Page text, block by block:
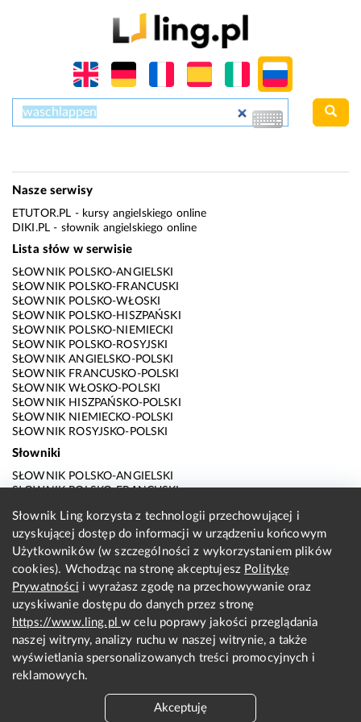
Nasze serwisy
ETUTOR.PL - kursy angielskiego online
DIKI.PL - słownik angielskiego online
Lista słów w serwisie
SŁOWNIK POLSKO-ANGIELSKI
SŁOWNIK POLSKO-FRANCUSKI
SŁOWNIK POLSKO-WŁOSKI
SŁOWNIK POLSKO-HISZPAŃSKI
SŁOWNIK POLSKO-NIEMIECKI
SŁOWNIK POLSKO-ROSYJSKI
SŁOWNIK ANGIELSKO-POLSKI
SŁOWNIK FRANCUSKO-POLSKI
SŁOWNIK WŁOSKO-POLSKI
SŁOWNIK HISZPAŃSKO-POLSKI
SŁOWNIK NIEMIECKO-POLSKI
SŁOWNIK ROSYJSKO-POLSKI
Słowniki
SŁOWNIK POLSKO-ANGIELSKI
SŁOWNIK POLSKO-FRANCUSKI
SŁOWNIK POLSKO-HISZPAŃSKI
SŁOWNIK POLSKO-NIEMIECKI
SŁOWNIK POLSKO-ROSYJSKI
SŁOWNIK ANGIELSKO-POLSKI
SŁOWNIK FRANCUSKO-POLSKI
SŁOWNIK WŁOSKO-POLSKI
SŁOWNIK HISZPAŃSKO-POLSKI
SŁOWNIK NIEMIECKO-POLSKI
SŁOWNIK ROSYJSKO-POLSKI
O nas
KONTAKT Z REDAKCJĄ
Słownik Ling korzysta z technologii przechowującej i
uzyskującej dostęp do informacji w urządzeniu końcowym
Użytkowników (w szczególności z wykorzystaniem plików
cookies). Wchodząc na stronę akceptujesz Politykę
Prywatności i wyrażasz zgodę na przechowywanie oraz
uzyskiwanie dostępu do danych przez stronę
https://www.ling.plw celu poprawy jakości przeglądania
naszej witryny, analizy ruchu w naszej witrynie, a także
wyświetlania spersonalizowanych treści promocyjnych i
reklamowych.
Akceptuję